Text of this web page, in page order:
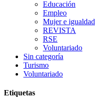
Educación
Empleo
Mujer e igualdad
REVISTA
RSE
Voluntariado
Sin categoría
Turismo
Voluntariado
Etiquetas